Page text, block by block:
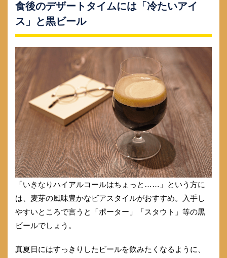
食後のデザートタイムには「冷たいアイ
ス」と黒ビール
「いきなりハイアルコールはちょっと……」という方に
は、麦芽の風味豊かなビアスタイルがおすすめ。入手し
やすいところで言うと「ポーター」「スタウト」等の黒
ビールでしょう。
真夏日にはすっきりしたビールを飲みたくなるように、